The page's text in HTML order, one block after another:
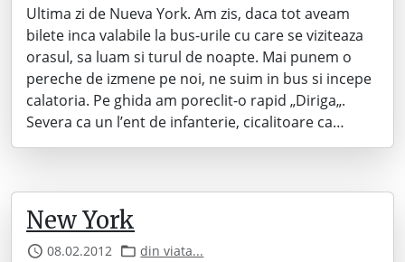
Ultima zi de Nueva York. Am zis, daca tot aveam
bilete inca valabile la bus-urile cu care se viziteaza
orasul, sa luam si turul de noapte. Mai punem o
pereche de izmene pe noi, ne suim in bus si incepe
calatoria. Pe ghida am poreclit-o rapid „Diriga„.
Severa ca un l’ent de infanterie, cicalitoare ca…
New York
08.02.2012 din viata...